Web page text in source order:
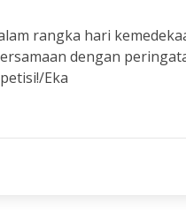
rangka hari
dengan
Eka